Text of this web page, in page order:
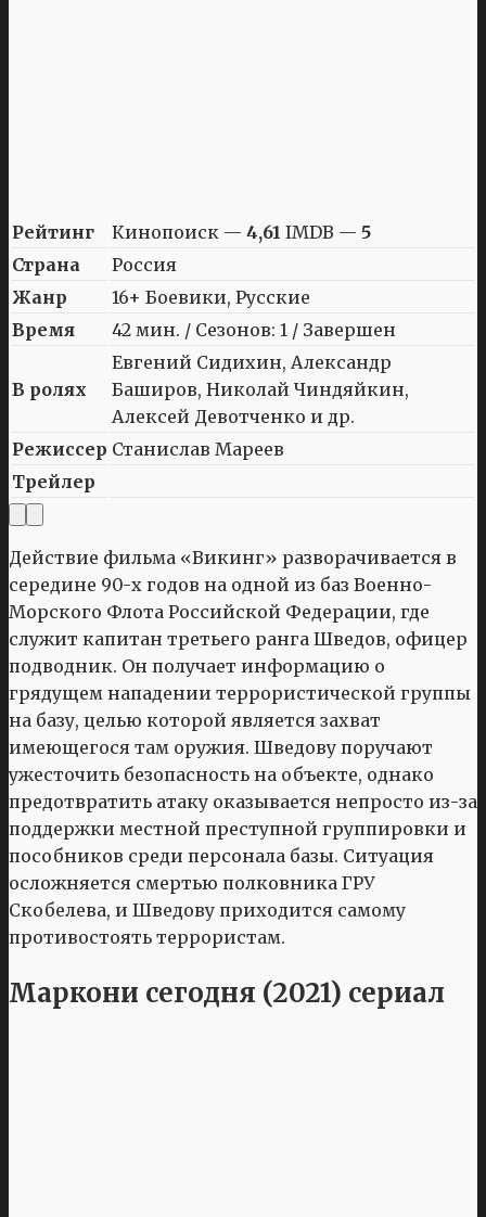
Рейтинг Кинопоиск — 4,61 IMDB — 5
Страна
Россия
Жанр
16+ Боевики, Русские
Время
42 мин. / Сезонов: 1 / Завершен
В ролях
Евгений Сидихин, Александр
Баширов, Николай Чиндяйкин,
Алексей Девотченко и др.
Режиссер Станислав Мареев
Трейлер
Действие фильма «Викинг» разворачивается в
середине 90-х годов на одной из баз Военно-
Морского Флота Российской Федерации, где
служит капитан третьего ранга Шведов, офицер
подводник. Он получает информацию о
грядущем нападении террористической группы
на базу, целью которой является захват
имеющегося там оружия. Шведову поручают
ужесточить безопасность на объекте, однако
предотвратить атаку оказывается непросто из-за
поддержки местной преступной группировки и
пособников среди персонала базы. Ситуация
осложняется смертью полковника ГРУ
Скобелева, и Шведову приходится самому
противостоять террористам.
Маркони сегодня (2021) сериал